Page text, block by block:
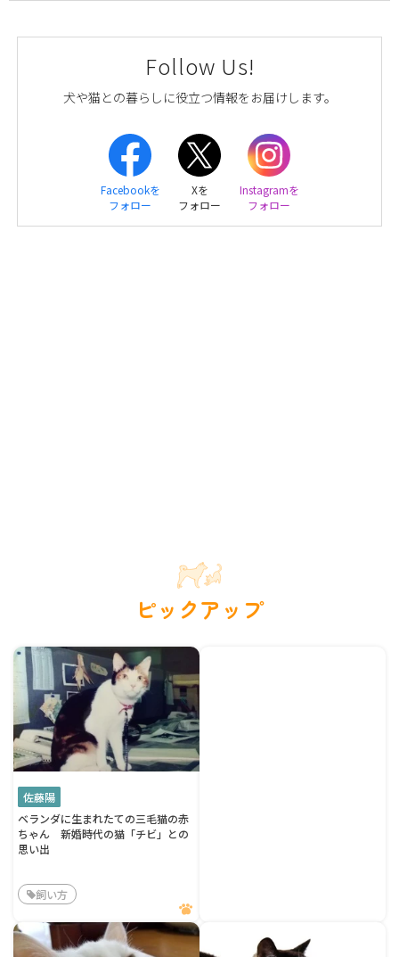
Follow Us!
犬や猫との暮らしに役立つ情報をお届けします。
Facebookを
フォロー
Xを
フォロー
Instagramを
フォロー
ピックアップ
佐藤陽
ベランダに生まれたての三毛猫の赤
ちゃん 新婚時代の猫「チビ」との
思い出
飼い方